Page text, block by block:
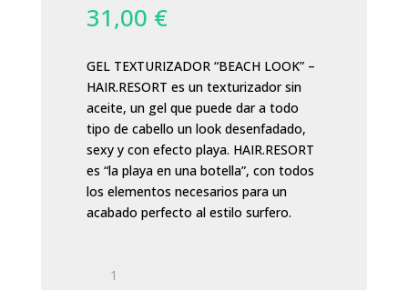
31,00 €
GEL TEXTURIZADOR “BEACH LOOK” –
HAIR.RESORT es un texturizador sin
aceite, un gel que puede dar a todo
tipo de cabello un look desenfadado,
sexy y con efecto playa. HAIR.RESORT
es “la playa en una botella”, con todos
los elementos necesarios para un
acabado perfecto al estilo surfero.
Kevin